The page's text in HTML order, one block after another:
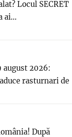
Locul SECRET
ai...
august 2026:
rasturnari de
După